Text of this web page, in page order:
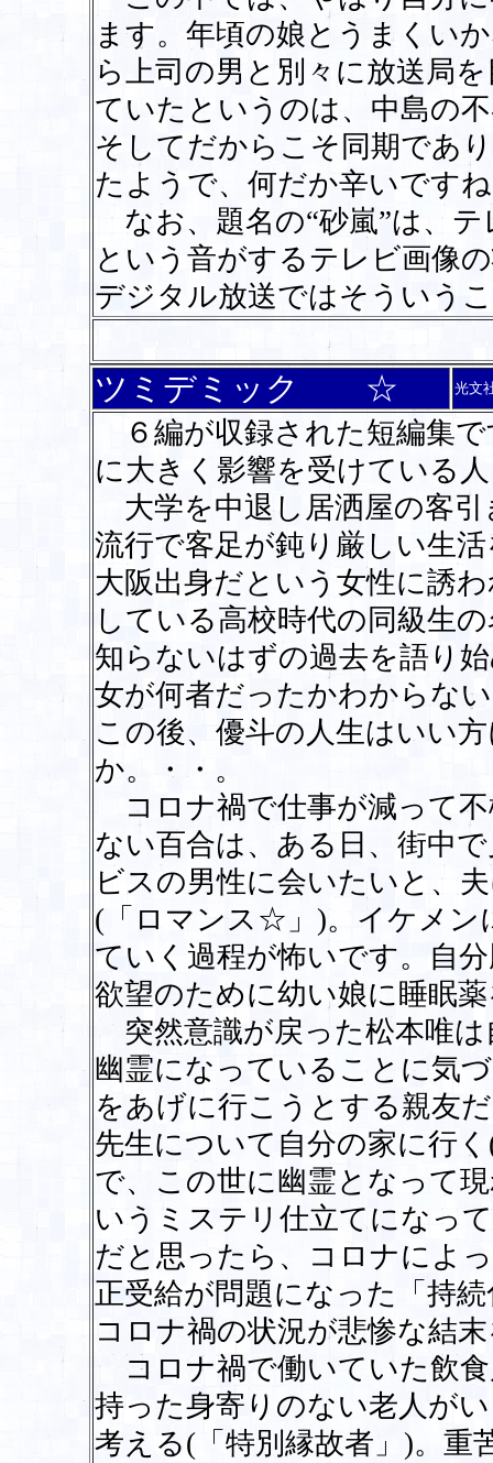
ます。年頃の娘とうまくい
ら上司の男と別々に放送局
ていたというのは、中島の
そしてだからこそ同期であ
たようで、何だか辛いです
なお、題名の“砂嵐”は、
という音がするテレビ画像
デジタル放送ではそういう
ツミデミック ☆ 光文
６編が収録された短編集
に大きく影響を受けている
大学を中退し居洒屋の客
流行で客足が鈍り厳しい生
大阪出身だという女性に誘
している高校時代の同級生
知らないはずの過去を語り
女が何者だったかわからな
この後、優斗の人生はいい
か。・・。
コロナ禍で仕事が減って
ない百合は、ある日、街中
ビスの男性に会いたいと、
(「ロマンス☆」)。イケメン
ていく過程が怖いです。自
欲望のために幼い娘に睡眠
突然意識が戻った松本唯は
幽霊になっていることに気
をあげに行こうとする親友
先生について自分の家に行
で、この世に幽霊となって
いうミステリ仕立てになっ
だと思ったら、コロナによ
正受給が問題になった「持
コロナ禍の状況が悲惨な結
コロナ禍で働いていた飲
持った身寄りのない老人が
考える(「特別縁故者」)。重